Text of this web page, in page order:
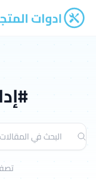
ادوات المتجر